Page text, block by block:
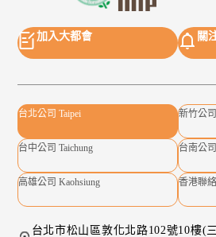
加入大都會 關
台北公司 Taipei 新竹公
台中公司 Taichung 台南公
高雄公司 Kaohsiung 香港聯
台北市松山區敦化北路102號10樓(